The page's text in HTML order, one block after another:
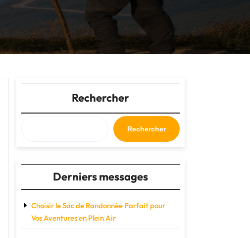
Rechercher
Rechercher
Derniers messages
Choisir le Sac de Randonnée Parfait pour
Vos Aventures en Plein Air